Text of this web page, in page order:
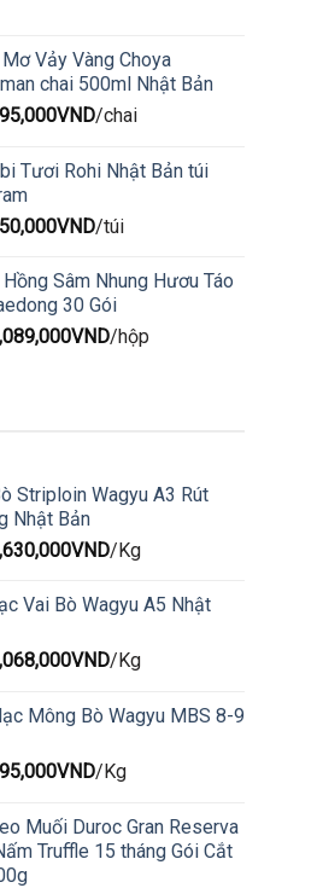
Vảy Vàng Choya
chai 500ml Nhật Bản
VND/chai
Tươi Rohi Nhật Bản túi
VND/túi
Sâm Nhung Hươu Táo
30 Gói
VND/hộp
Striploin Wagyu A3 Rút
Nhật Bản
VND/Kg
Vai Bò Wagyu A5 Nhật
VND/Kg
Mông Bò Wagyu MBS 8-9
VND/Kg
Muối Duroc Gran Reserva
Truffle 15 tháng Gói Cắt